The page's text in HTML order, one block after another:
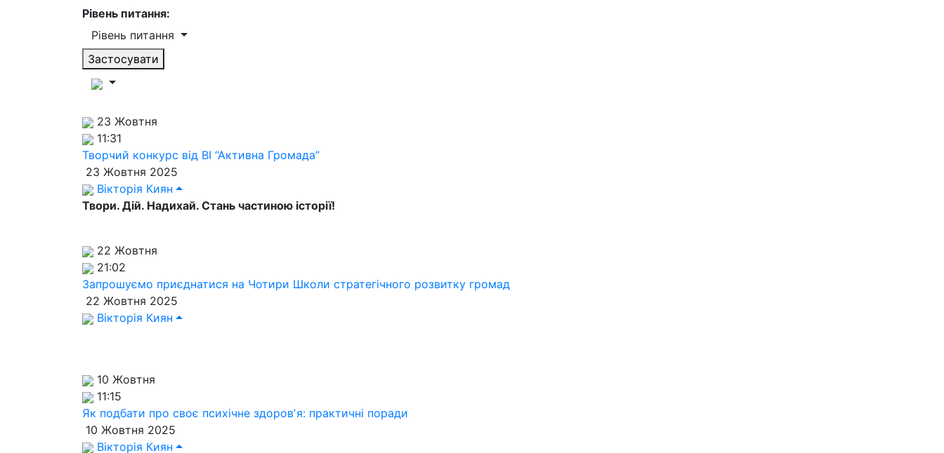
Рівень питання:
Рівень питання
Застосувати
23 Жовтня
11:31
Творчий конкурс від ВІ “Активна Громада”
23 Жовтня 2025
Вікторія Киян
Твори. Дій. Надихай. Стань частиною історії!
22 Жовтня
21:02
Запрошуємо приєднатися на Чотири Школи стратегічного розвитку громад
22 Жовтня 2025
Вікторія Киян
10 Жовтня
11:15
Як подбати про своє психічне здоровʼя: практичні поради
10 Жовтня 2025
Вікторія Киян